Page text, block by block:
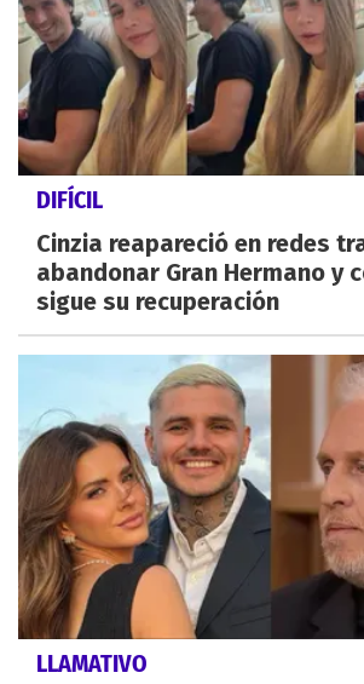
DIFÍCIL
Cinzia reapareció en redes
abandonar Gran Hermano y
sigue su recuperación
LLAMATIVO